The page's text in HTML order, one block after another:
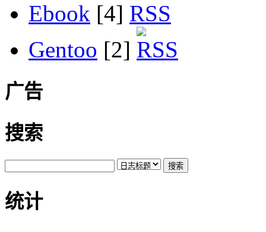
Ebook [4]
Gentoo [2]
广告
搜索
统计